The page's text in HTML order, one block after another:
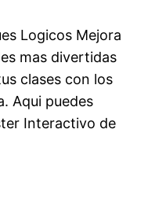
Logicos Mejora
mas divertidas
clases con los
Aqui puedes
Interactivo de